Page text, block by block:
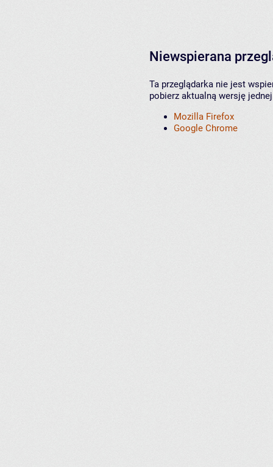
Niewspierana
Ta przeglądarka nie jest
pobierz aktualną wersję
Mozilla Firefox
Google Chrome